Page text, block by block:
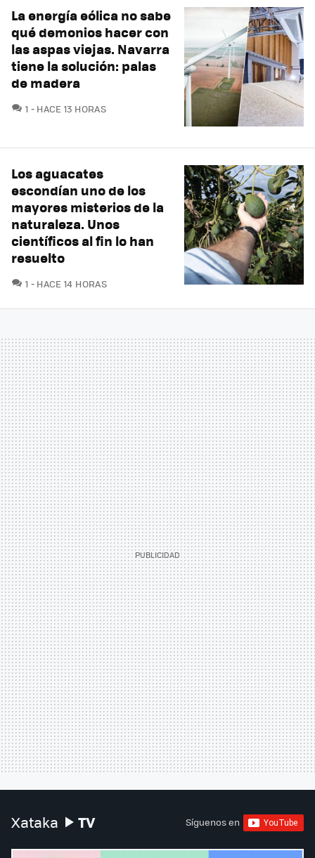
La energía eólica no sabe
qué demonios hacer con
las aspas viejas. Navarra
tiene la solución: palas
de madera
1 COMENTARIOS
HACE 13 HORAS
Los aguacates
escondían uno de los
mayores misterios de la
naturaleza. Unos
científicos al fin lo han
resuelto
1 COMENTARIOS
HACE 14 HORAS
Xataka TV Síguenos en